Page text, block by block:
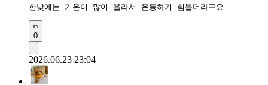
한낮에는 기온이 많이 올라서 운동하기 힘들더라구요
0
2026.06.23 23:04